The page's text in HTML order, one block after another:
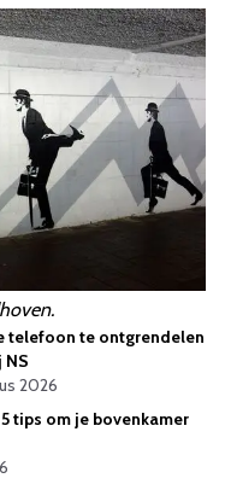
telefoon te ontgrendelen
NS
2026
tips om je bovenkamer